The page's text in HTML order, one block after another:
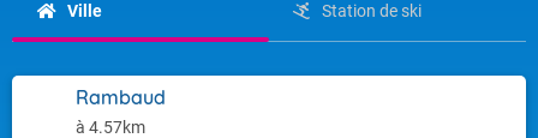
Ville Station de ski
Rambaud
à 4.57km